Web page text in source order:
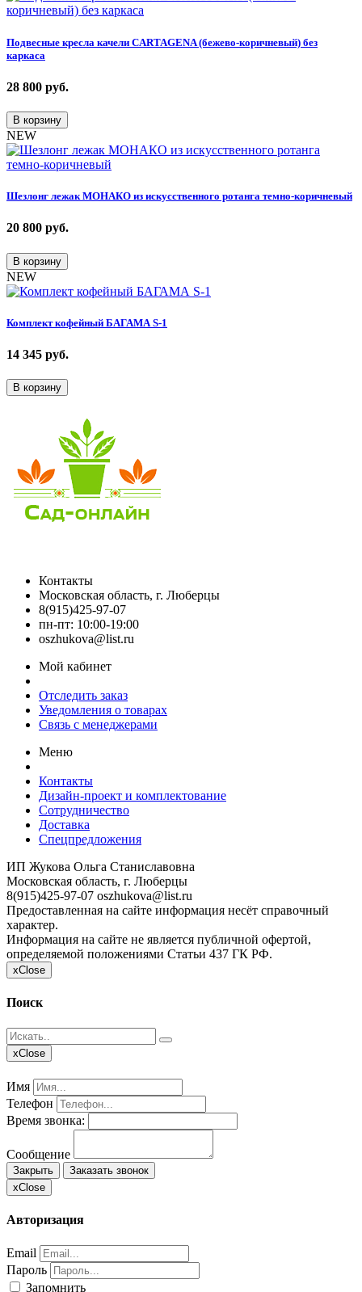
Подвесные кресла качели CARTAGENA (бежево-коричневый) без
каркаса
28 800 руб.
В корзину
NEW
Шезлонг лежак МОНАКО из искусственного ротанга темно-коричневый
20 800 руб.
В корзину
NEW
Комплект кофейный БАГАМА S-1
14 345 руб.
В корзину
Контакты
Московская область, г. Люберцы
8(915)425-97-07
пн-пт: 10:00-19:00
oszhukova@list.ru
Мой кабинет
Отследить заказ
Уведомления о товарах
Связь с менеджерами
Меню
Контакты
Дизайн-проект и комплектование
Сотрудничество
Доставка
Спецпредложения
ИП Жукова Ольга Станиславовна
Московская область, г. Люберцы
8(915)425-97-07 oszhukova@list.ru
Предоставленная на сайте информация несёт справочный
характер.
Информация на сайте не является публичной офертой,
определяемой положениями Статьи 437 ГК РФ.
xClose
Поиск
xClose
Имя
Телефон
Время звонка:
Сообщение
Закрыть
Заказать звонок
xClose
Авторизация
Email
Пароль
Запомнить